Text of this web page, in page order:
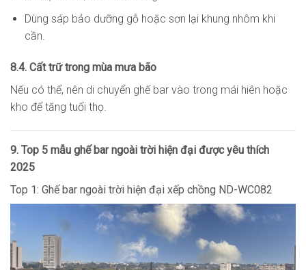
Dùng sáp bảo dưỡng gỗ hoặc sơn lại khung nhôm khi
cần.
8.4. Cất trữ trong mùa mưa bão
Nếu có thể, nên di chuyển ghế bar vào trong mái hiên hoặc
kho để tăng tuổi thọ.
9. Top 5 mẫu ghế bar ngoài trời hiện đại được yêu thích
2025
Top 1: Ghế bar ngoài trời hiện đại xếp chồng ND-WC082